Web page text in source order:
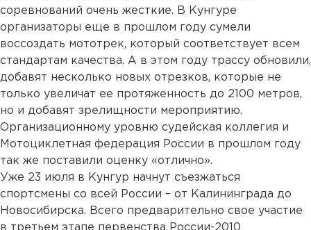
соревнований очень жесткие. В Кунгуре
организаторы еще в прошлом году сумели
воссоздать мототрек, который соответствует всем
стандартам качества. А в этом году трассу обновили,
добавят несколько новых отрезков, которые не
только увеличат ее протяженность до 2100 метров,
но и добавят зрелищности мероприятию.
Организационному уровню судейская коллегия и
Мотоциклетная федерация России в прошлом году
так же поставили оценку «отлично».
Уже 23 июля в Кунгур начнут съезжаться
спортсмены со всей России – от Калининграда до
Новосибирска. Всего предварительно свое участие
в третьем этапе первенства России-2010